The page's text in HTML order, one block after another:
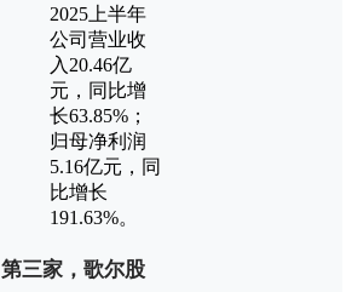
2025上半年
公司营业收
入20.46亿
元，同比增
长63.85%；
归母净利润
5.16亿元，同
比增长
191.63%。
第三家，歌尔股